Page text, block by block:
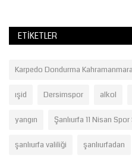
ETIKETLER
Karpedo Dondurma
ışid Dersimspor alkol
yangın Şanlıurfa 11 Nisan
şanlıurfa valiliği şanlıurfadan